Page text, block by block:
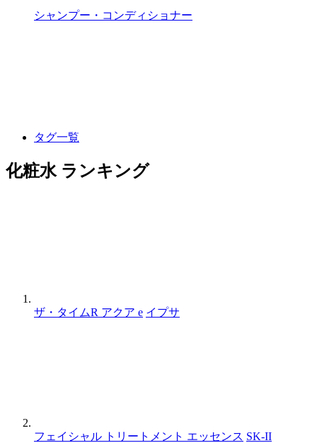
シャンプー・コンディショナー
タグ一覧
化粧水 ランキング
ザ・タイムR アクア e イプサ
フェイシャル トリートメント エッセンス SK-II